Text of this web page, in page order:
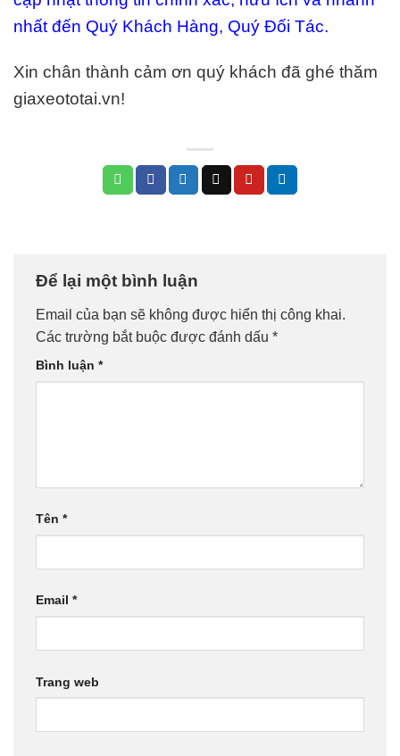
nhất đến Quý Khách Hàng, Quý Đối Tác.
Xin chân thành cảm ơn quý khách đã ghé thăm
giaxeototai.vn!
Để lại một bình luận
Email của bạn sẽ không được hiển thị công khai.
Các trường bắt buộc được đánh dấu *
Bình luận *
Tên *
Email *
Trang web